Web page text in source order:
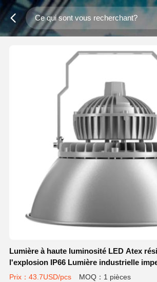
Lumière à haute luminosité LED Atex
l'explosion IP66 Lumière industrielle
Prix：43.7USD/pcs MOQ：1 pièces